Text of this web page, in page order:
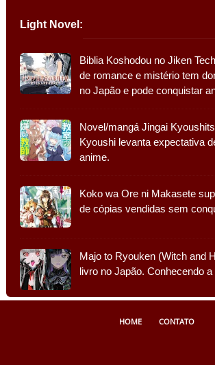
Light Novel:
Biblia Koshodou no Jiken
de romance e mistério tem
no Japão e pode conquistar
Novel/mangá Jingai
Kyoushi levanta expectativa
anime.
Koko wa Ore ni Makasete
de cópias vendidas sem
Majo to Ryouken (Witch and
livro no Japão. Conhecendo a
HOME CONTATO